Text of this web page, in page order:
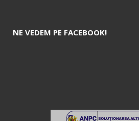
NE VEDEM PE FACEBOOK!